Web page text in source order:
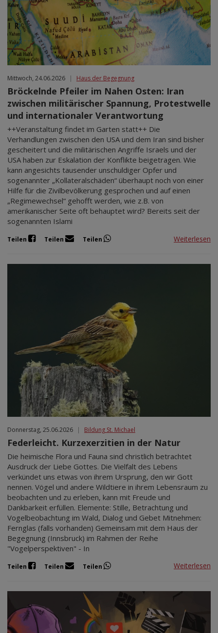
Mittwoch, 24.06.2026 Haus der Begegnung
Bröckelnde Pfeiler im Nahen Osten: Iran
zwischen militärischer Spannung, Protestwelle
und internationaler Verantwortung
++Veranstaltung findet im Garten statt++ Die
Verhandlungen zwischen den USA und dem Iran sind bisher
gescheitert und die militärischen Angriffe Israels und der
USA haben zur Eskalation der Konflikte beigetragen. Wie
kann angesichts tausender unschuldiger Opfer und
sogenannter „Kollateralschäden“ überhaupt noch von einer
Hilfe für die Zivilbevölkerung gesprochen und auf einen
„Regimewechsel“ gehofft werden, wie z.B. von
amerikanischer Seite oft behauptet wird? Bereits seit der
sogenannten Islami
Teilen Teilen Teilen Weiterlesen
Donnerstag, 25.06.2026 | Bildung St. Michael
Federleicht. Kurzexerzitien in der Natur
Die heimische Flora und Fauna sind christlich betrachtet
Ausdruck der Liebe Gottes. Die Vielfalt des Lebens
verkündet uns etwas von ihrem Ursprung, den wir Gott
nennen. Vögel und andere Wildtiere in ihrem Lebensraum zu
beobachten und zu erleben, kann mit Freude und
Dankbarkeit erfüllen. Elemente: Stille, Betrachtung und
Vogelbeobachtung im Wald, Dialog und Gebet Mitnehmen:
Fernglas (falls vorhanden) Gemeinsam mit dem Haus der
Begegnung (Innsbruck) im Rahmen der Reihe
"Vogelperspektiven" - In
Teilen Teilen Teilen Weiterlesen